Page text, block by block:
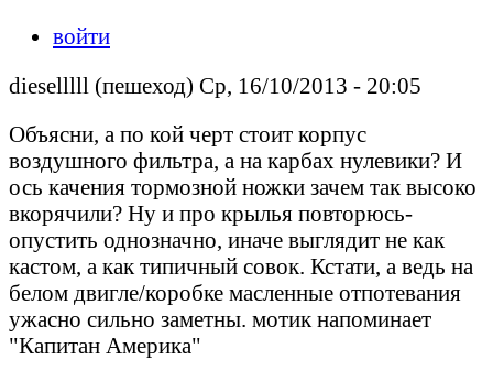
войти
dieselllll (пешеход) Ср, 16/10/2013 - 20:05
Объясни, а по кой черт стоит корпус
воздушного фильтра, а на карбах нулевики? И
ось качения тормозной ножки зачем так высоко
вкорячили? Ну и про крылья повторюсь-
опустить однозначно, иначе выглядит не как
кастом, а как типичный совок. Кстати, а ведь на
белом двигле/коробке масленные отпотевания
ужасно сильно заметны. мотик напоминает
"Капитан Америка"